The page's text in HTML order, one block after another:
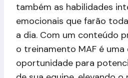
também as habilidades
emocionais que farão
a dia. Com um conteúdo
o treinamento MAF é uma
oportunidade para